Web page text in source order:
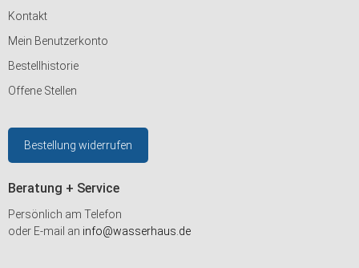
Kontakt
Mein Benutzerkonto
Bestellhistorie
Offene Stellen
Bestellung widerrufen
Beratung + Service
Persönlich am Telefon
oder E-mail an info@wasserhaus.de